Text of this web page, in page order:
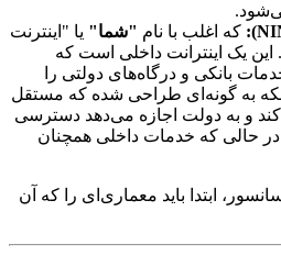
که اغلب با نام "شما" یا "اینترنت
یک اینترانت داخلی است که
بانکی و درگاه‌های دولتی را
به گونه‌ای طراحی شده که مستقل
کند و به دولت اجازه می‌دهد دسترسی
در حالی که خدمات داخلی همچنان
ابتدا باید معماری‌ای را که آن